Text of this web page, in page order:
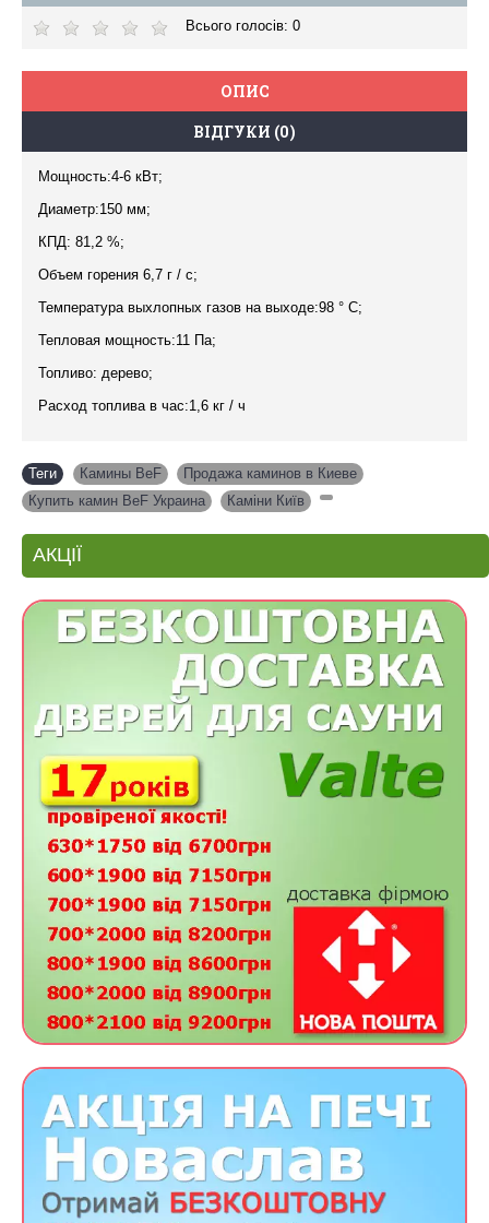
Всього голосів: 0
ОПИС
ВІДГУКИ (0)
Мощность:4-6 кВт;
Диаметр:150 мм;
КПД: 81,2 %;
Объем горения 6,7 г / с;
Температура выхлопных газов на выходе:98 ° C;
Тепловая мощность:11 Па;
Топливо: дерево;
Расход топлива в час:1,6 кг / ч
Теги Камины BeF Продажа каминов в Киеве
Купить камин BeF Украина
Каміни Київ
АКЦІЇ